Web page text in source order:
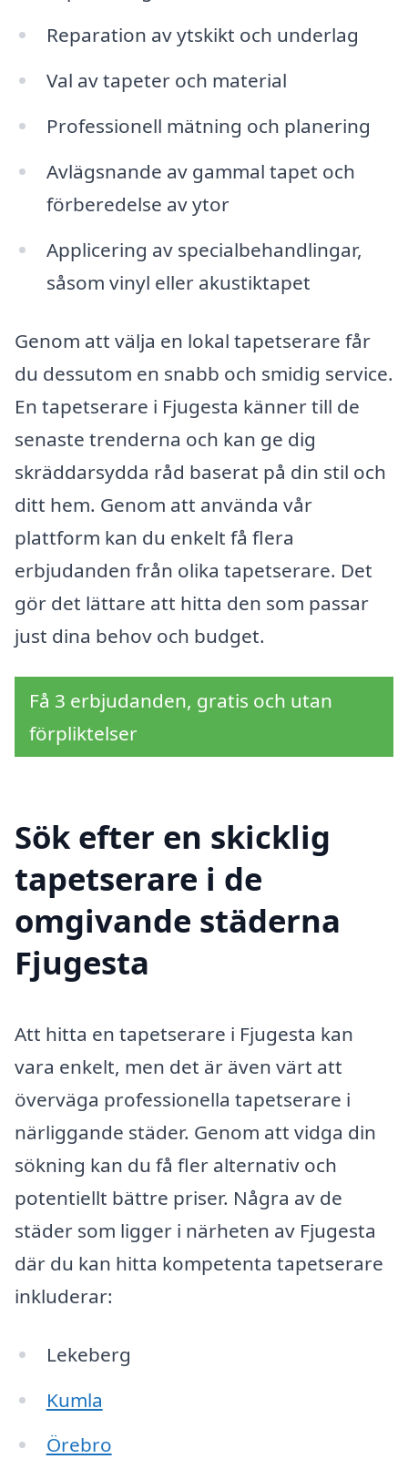
Reparation av ytskikt och underlag
Val av tapeter och material
Professionell mätning och planering
Avlägsnande av gammal tapet och
förberedelse av ytor
Applicering av specialbehandlingar,
såsom vinyl eller akustiktapet
Genom att välja en lokal tapetserare får
du dessutom en snabb och smidig service.
En tapetserare i Fjugesta känner till de
senaste trenderna och kan ge dig
skräddarsydda råd baserat på din stil och
ditt hem. Genom att använda vår
plattform kan du enkelt få flera
erbjudanden från olika tapetserare. Det
gör det lättare att hitta den som passar
just dina behov och budget.
Få 3 erbjudanden, gratis och utan
förpliktelser
Sök efter en skicklig
tapetserare i de
omgivande städerna
Fjugesta
Att hitta en tapetserare i Fjugesta kan
vara enkelt, men det är även värt att
överväga professionella tapetserare i
närliggande städer. Genom att vidga din
sökning kan du få fler alternativ och
potentiellt bättre priser. Några av de
städer som ligger i närheten av Fjugesta
där du kan hitta kompetenta tapetserare
inkluderar:
Lekeberg
Kumla
Örebro